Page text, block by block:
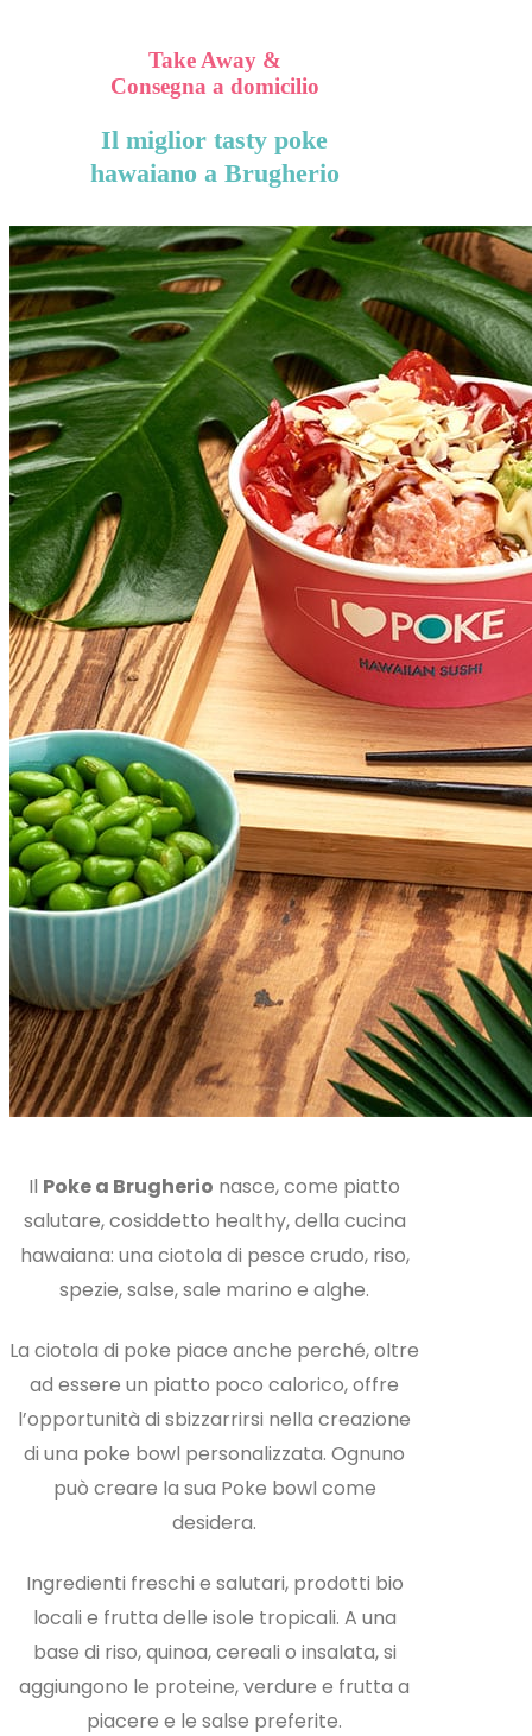
Take Away &
Consegna a domicilio
Il miglior tasty poke
hawaiano a Brugherio
Il Poke a Brugherio nasce, come piatto
salutare, cosiddetto healthy, della cucina
hawaiana: una ciotola di pesce crudo, riso,
spezie, salse, sale marino e alghe.
La ciotola di poke piace anche perché, oltre
ad essere un piatto poco calorico, offre
l’opportunità di sbizzarrirsi nella creazione
di una poke bowl personalizzata. Ognuno
può creare la sua Poke bowl come
desidera.
Ingredienti freschi e salutari, prodotti bio
locali e frutta delle isole tropicali. A una
base di riso, quinoa, cereali o insalata, si
aggiungono le proteine, verdure e frutta a
piacere e le salse preferite.